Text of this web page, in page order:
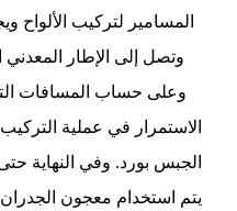
المسامير لتركيب الألواح
وتصل إلى الإطار
وعلى حساب المسافات
الاستمرار في عملية
الجبس بورد. وفي النهاية
يتم استخدام معجون